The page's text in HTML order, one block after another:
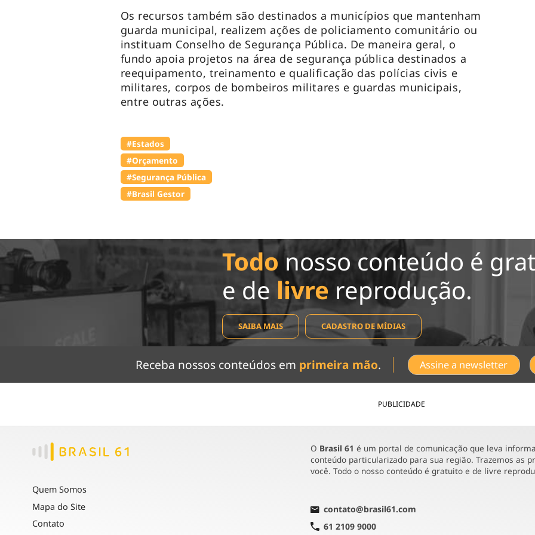
Os recursos também são destinados a municípios que mantenham
guarda municipal, realizem ações de policiamento comunitário ou
instituam Conselho de Segurança Pública. De maneira geral, o
fundo apoia projetos na área de segurança pública destinados a
reequipamento, treinamento e qualificação das polícias civis e
militares, corpos de bombeiros militares e guardas municipais,
entre outras ações.
#Estados
#Orçamento
#Segurança Pública
#Brasil Gestor
Todonosso conteúdo é
e de livre reprodução.
SAIBA MAIS CADASTRO DE MÍDIAS
Receba nossos conteúdos em primeira mão. Assine a newsletter
PUBLICIDADE
Quem Somos
Mapa do Site
Contato
O Brasil 61 é um portal de comunicação que leva
conteúdo particularizado para sua região. Trazemos as
você. Todo o nosso conteúdo é gratuito e de livre
contato@brasil61.com
61 2109 9000